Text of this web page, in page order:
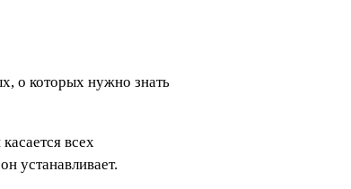
всех
устанавливает.